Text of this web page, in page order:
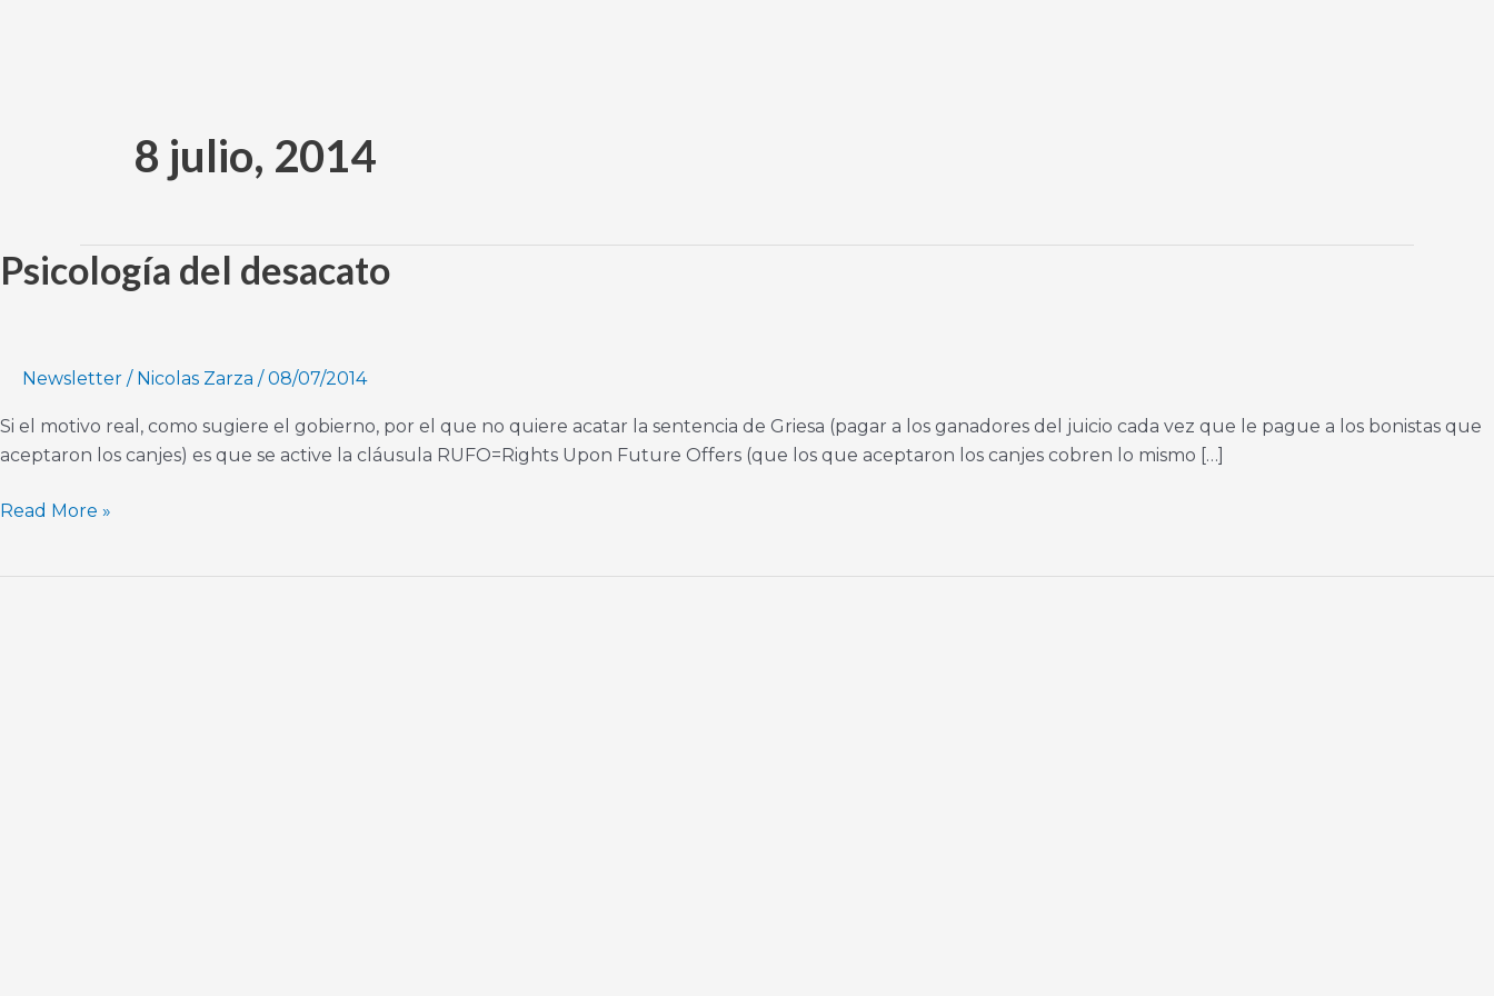
8 julio, 2014
Psicología del desacato
Newsletter / Nicolas Zarza /08/07/2014
Si el motivo real, como sugiere el gobierno, por el que no quiere acatar la sentencia de Griesa (pagar a los ganadores del juicio cada vez que le pague a los bonistas que
aceptaron los canjes) es que se active la cláusula RUFO=Rights Upon Future Offers (que los que aceptaron los canjes cobren lo mismo […]
Psicología
del
Read More »